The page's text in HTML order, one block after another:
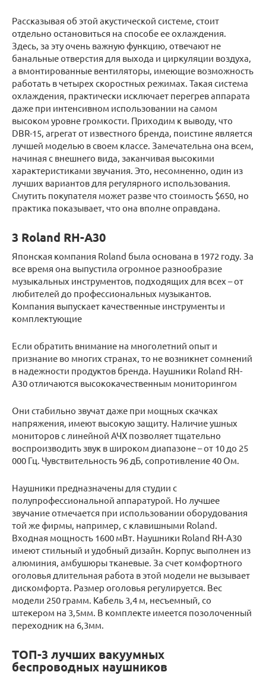
Рассказывая об этой акустической системе, стоит
отдельно остановиться на способе ее охлаждения.
Здесь, за эту очень важную функцию, отвечают не
банальные отверстия для выхода и циркуляции воздуха,
а вмонтированные вентиляторы, имеющие возможность
работать в четырех скоростных режимах. Такая система
охлаждения, практически исключает перегрев аппарата
даже при интенсивном использовании на самом
высоком уровне громкости. Приходим к выводу, что
DBR-15, агрегат от известного бренда, поистине является
лучшей моделью в своем классе. Замечательна она всем,
начиная с внешнего вида, заканчивая высокими
характеристиками звучания. Это, несомненно, один из
лучших вариантов для регулярного использования.
Смутить покупателя может разве что стоимость $650, но
практика показывает, что она вполне оправдана.
3 Roland RH-A30
Японская компания Roland была основана в 1972 году. За
все время она выпустила огромное разнообразие
музыкальных инструментов, подходящих для всех – от
любителей до профессиональных музыкантов.
Компания выпускает качественные инструменты и
комплектующие
Если обратить внимание на многолетний опыт и
признание во многих странах, то не возникнет сомнений
в надежности продуктов бренда. Наушники Roland RH-
A30 отличаются высококачественным мониторингом
Они стабильно звучат даже при мощных скачках
напряжения, имеют высокую защиту. Наличие ушных
мониторов с линейной АЧХ позволяет тщательно
воспроизводить звук в широком диапазоне – от 10 до 25
000 Гц. Чувствительность 96 дБ, сопротивление 40 Ом.
Наушники предназначены для студии с
полупрофессиональной аппаратурой. Но лучшее
звучание отмечается при использовании оборудования
той же фирмы, например, с клавишными Roland.
Входная мощность 1600 мВт. Наушники Roland RH-A30
имеют стильный и удобный дизайн. Корпус выполнен из
алюминия, амбушюры тканевые. За счет комфортного
оголовья длительная работа в этой модели не вызывает
дискомфорта. Размер оголовья регулируется. Вес
модели 250 грамм. Кабель 3,4 м, несъемный, со
штекером на 3,5мм. В комплекте имеется позолоченный
переходник на 6,3мм.
ТОП-3 лучших вакуумных
беспроводных наушников